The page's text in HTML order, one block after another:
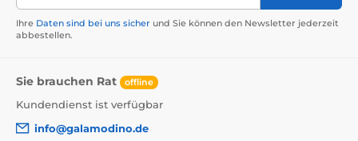
Ihre Daten sind bei uns sicher und Sie können den Newsletter jederzeit
abbestellen.
Sie brauchen Rat offline
Kundendienst ist verfügbar
info@galamodino.de